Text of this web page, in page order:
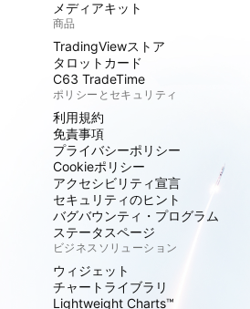
メディアキット
商品
TradingViewストア
タロットカード
C63 TradeTime
ポリシーとセキュリティ
利用規約
免責事項
プライバシーポリシー
Cookieポリシー
アクセシビリティ宣言
セキュリティのヒント
バグバウンティ・プログラム
ステータスページ
ビジネスソリューション
ウィジェット
チャートライブラリ
Lightweight Charts™